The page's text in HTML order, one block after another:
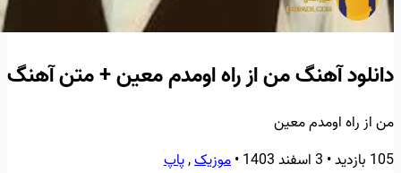
دانلود آهنگ من از راه اومدم معین + متن آهنگ
من از راه اومدم معین
105 بازدید
• 3 اسفند 1403 •موزیک,پاپ